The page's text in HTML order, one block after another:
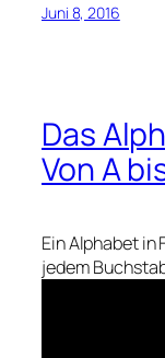
Juni 8, 2016
Das
Von A
Ein Alphabet in
jedem